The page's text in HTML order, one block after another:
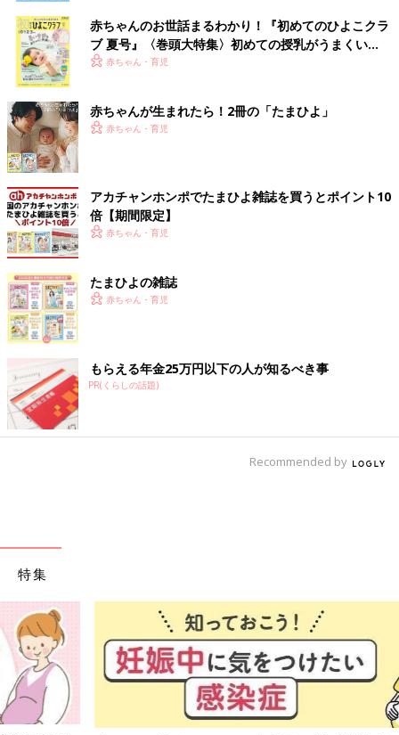
赤ちゃんのお世話まるわかり！『初めてのひよこクラ
ブ 夏号』〈巻頭大特集〉初めての授乳がうまくい
く！ おっぱい・ミルクの基本と夏のトラブル 解決テ
赤ちゃん・育児
赤ちゃんが生まれたら！2冊の「たまひよ」
赤ちゃん・育児
アカチャンホンポでたまひよ雑誌を買うとポイント10
倍【期間限定】
赤ちゃん・育児
たまひよの雑誌
赤ちゃん・育児
もらえる年金25万円以下の人が知るべき事
PR(くらしの話題)
Recommended by
特集